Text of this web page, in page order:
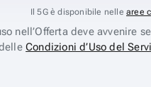
Il 5G è disponibile nelle aree
nell’Offerta deve avvenire
Condizioni d’Uso del